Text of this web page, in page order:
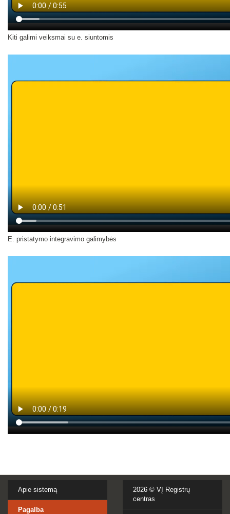
Kiti galimi veiksmai su e. siuntomis
E. pristatymo integravimo galimybės
Apie sistemą
Pagalba
2026 © VĮ Registrų
centras